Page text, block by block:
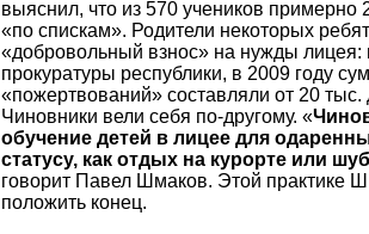
выяснил, что из 570 учеников примерно
«по спискам». Родители некоторых
«добровольный взнос» на нужды
прокуратуры республики, в 2009 году
«пожертвований» составляли от 20 тыс.
Чиновники вели себя по-другому. «
обучение детей в лицее для
статусу, как отдых на курорте или
говорит Павел Шмаков. Этой практике
положить конец.